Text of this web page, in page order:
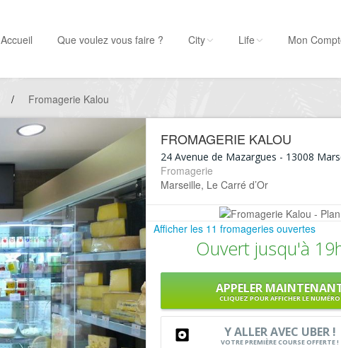
Accueil Que voulez vous faire ? City Life Mon
/ Fromagerie Kalou
FROMAGERIE KALOU
24 Avenue de Mazargues - 13008
Fromagerie
Marseille, Le Carré d’Or
Afficher les 11 fromageries ouvertes
Ouvert jusqu'à
APPELER
CLIQUEZ POUR AFFICHER LE NUMÉRO
Y ALLER AVEC UBER !
VOTRE PREMIÈRE COURSE OFFERTE !